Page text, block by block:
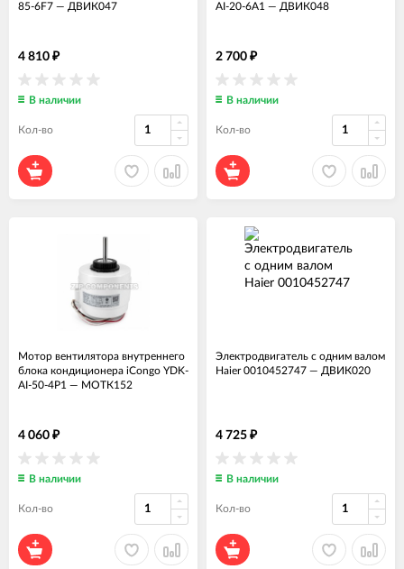
85-6F7 — ДВИК047
4 810 ₽
В наличии
Кол-во
AI-20-6A1 — ДВИК048
2 700 ₽
В наличии
Кол-во
Мотор вентилятора внутреннего
блока кондиционера iCongo YDK-
AI-50-4P1 — МОТК152
4 060 ₽
В наличии
Кол-во
Электродвигатель с одним валом
Haier 0010452747 — ДВИК020
4 725 ₽
В наличии
Кол-во